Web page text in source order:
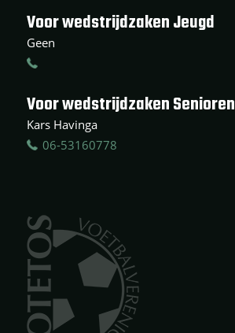
Voor wedstrijdzaken Jeugd
Geen
Voor wedstrijdzaken Senioren
Kars Havinga
06-53160778